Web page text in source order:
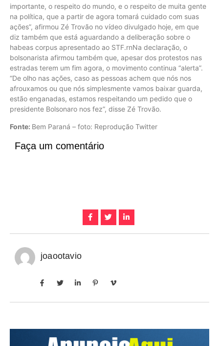
importante, o respeito do mundo, e o respeito de muita gente
na política, que a partir de agora tomará cuidado com suas
ações”, afirmou Zé Trovão no vídeo divulgado hoje, em que
diz também que está aguardando a deliberação sobre o
habeas corpus apresentado ao STF.rnNa declaração, o
bolsonarista afirmou também que, apesar dos protestos nas
estradas terem um fim agora, o movimento continua “alerta”.
“De olho nas ações, caso as pessoas achem que nós nos
afrouxamos ou que nós simplesmente vamos baixar guarda,
estão enganadas, estamos respeitando um pedido que o
presidente Bolsonaro nos fez”, disse Zé Trovão.
Fonte: Bem Paraná – foto: Reprodução Twitter
Faça um comentário
joaootavio